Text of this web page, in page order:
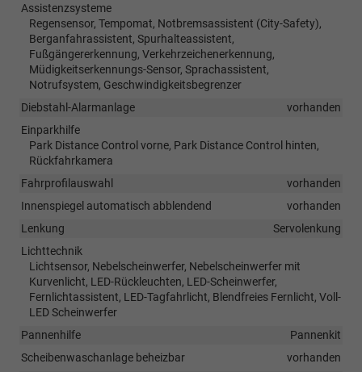
Assistenzsysteme
Regensensor, Tempomat, Notbremsassistent (City-Safety),
Berganfahrassistent, Spurhalteassistent,
Fußgängererkennung, Verkehrzeichenerkennung,
Müdigkeitserkennungs-Sensor, Sprachassistent,
Notrufsystem, Geschwindigkeitsbegrenzer
Diebstahl-Alarmanlage
vorhanden
Einparkhilfe
Park Distance Control vorne, Park Distance Control hinten,
Rückfahrkamera
Fahrprofilauswahl
vorhanden
Innenspiegel automatisch abblendend
vorhanden
Lenkung
Servolenkung
Lichttechnik
Lichtsensor, Nebelscheinwerfer, Nebelscheinwerfer mit
Kurvenlicht, LED-Rückleuchten, LED-Scheinwerfer,
Fernlichtassistent, LED-Tagfahrlicht, Blendfreies Fernlicht, Voll-
LED Scheinwerfer
Pannenhilfe
Pannenkit
Scheibenwaschanlage beheizbar
vorhanden